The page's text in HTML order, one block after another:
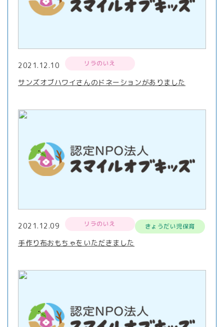
2021.12.10 リラのいえ
サンズオブハワイさんのドネーションがありました
2021.12.09 リラのいえ きょうだい児保育
手作り布おもちゃをいただきました